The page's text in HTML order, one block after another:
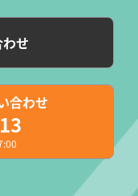
せ
合わせ